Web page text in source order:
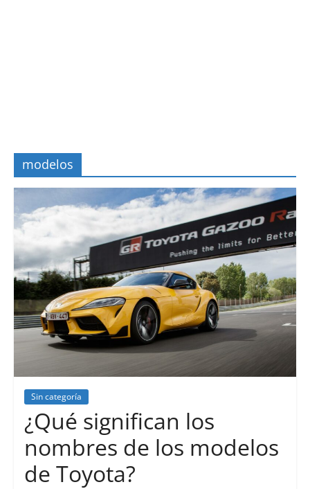
modelos
Sin categoría
¿Qué significan los
nombres de los modelos
de Toyota?